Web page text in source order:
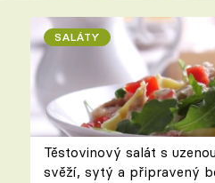
SALÁTY
Těstovinový salát s
svěží, sytý a připravený